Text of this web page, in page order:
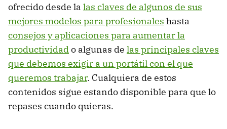
ofrecido desde la las claves de algunos de sus
mejores modelos para profesionales hasta
consejos y aplicaciones para aumentar la
productividado algunas de las principales claves
que debemos exigir a un portátil con el que
queremos trabajar. Cualquiera de estos
contenidos sigue estando disponible para que lo
repases cuando quieras.